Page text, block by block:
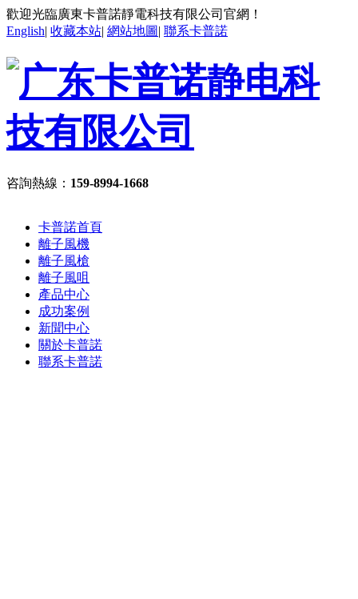
歡迎光臨廣東卡普諾靜電科技有限公司官網！
English| 收藏本站| 網站地圖 | 聯系卡普諾
咨詢熱線： 159-8994-1668
卡普諾首頁
離子風機
離子風槍
離子風咀
產品中心
成功案例
新聞中心
關於卡普諾
聯系卡普諾